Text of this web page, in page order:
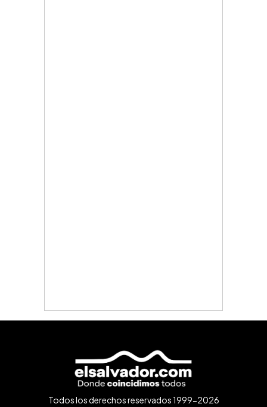
Todos los derechos reservados 1999-2026